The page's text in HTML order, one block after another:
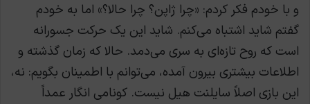
و با خودم فکر کردم: «چرا ژاپن؟ چرا حالا؟» اما به خودم
گفتم شاید اشتباه می‌کنم. شاید این یک حرکت جسورانه
است که روح تازه‌ای به سری می‌دمد. حالا که زمان گذشته و
اطلاعات بیشتری بیرون آمده، می‌توانم با اطمینان بگویم: نه،
این بازی اصلاً سایلنت هیل نیست. کونامی انگار عمداً